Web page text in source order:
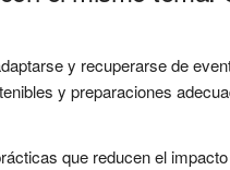
y recuperarse de
y preparaciones
que reducen el